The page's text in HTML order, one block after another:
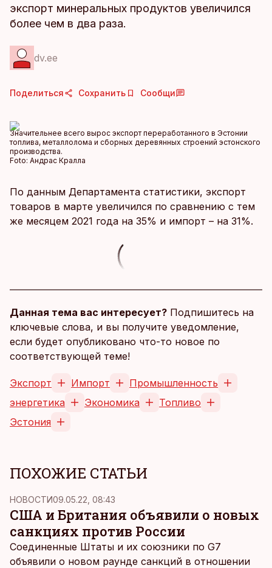
экспорт минеральных продуктов увеличился
более чем в два раза.
dv.ee
Поделиться Сохранить Сообщи
Значительнее всего вырос экспорт переработанного в Эстонии
топлива, металлолома и сборных деревянных строений эстонского
производства.
Foto: Андрас Кралла
По данным Департамента статистики, экспорт
товаров в марте увеличился по сравнению с тем
же месяцем 2021 года на 35% и импорт – на 31%.
Данная тема вас интересует? Подпишитесь на
ключевые слова, и вы получите уведомление,
если будет опубликовано что-то новое по
соответствующей теме!
Экспорт Импорт
Промышленность
энергетика
Экономика
Топливо
Эстония
ПОХОЖИЕ СТАТЬИ
НОВОСТИ09.05.22, 08:43
США и Британия объявили о новых
санкциях против России
Соединенные Штаты и их союзники по G7
объявили о новом раунде санкций в отношении